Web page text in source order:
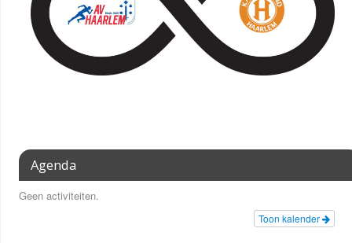
Agenda
Geen activiteiten.
Toon kalender